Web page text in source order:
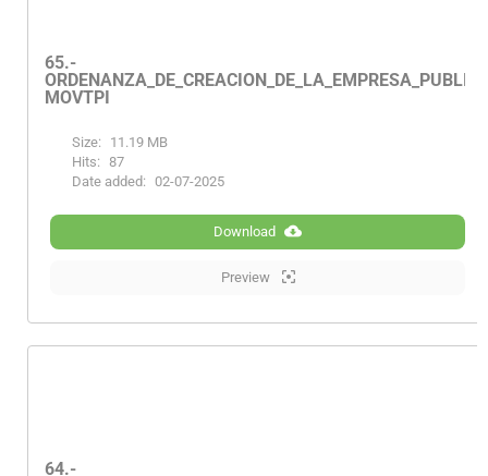
65.-
MOVTPI
Size:
11.19 MB
Hits: 87
Date added: 02-07-2025
Download
Preview
64.-